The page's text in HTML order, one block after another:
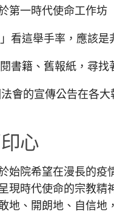
第一時代使命工作坊
看這舉手率，應該是
書籍、舊報紙，尋找
會的宣傳公告在各
心
院希望在漫長的疫
現時代使命的宗教
地、開朗地、自信